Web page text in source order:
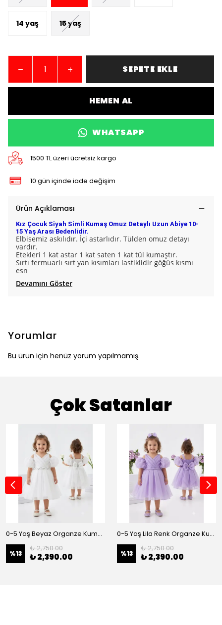
14 yaş 15 yaş
SEPETE EKLE
HEMEN AL
WHATSAPP
1500 TL üzeri ücretsiz kargo
10 gün içinde iade değişim
Ürün Açıklaması
Kız Çocuk Siyah Simli Kumaş Omuz Detaylı Uzun Abiye 10-
15 Yaş Arası Bedenlidir.
Elbisemiz askılıdır. İçi astarlıdır. Tülden omuz detayı
vardır.
Etekleri 1 kat astar 1 kat saten 1 kat tül kumaştır.
Sırtı fermuarlı sırt yan kısımları lastiklidir göğüs kısmı
esn
Devamını Göster
Yorumlar
Bu ürün için henüz yorum yapılmamış.
Çok Satanlar
0-5 Yaş Beyaz Organze Kumaş Bel İnci Kemerli Midi Boy Arkası Lastikli Abiye
%13
₺ 2,750.00
₺ 2,390.00
0-5 Yaş Lila Renk Organze Kumaş Bel İnci Kemerli Midi Boy Arkası Lastikli Abiye
%13
₺ 2,750.00
₺ 2,390.00